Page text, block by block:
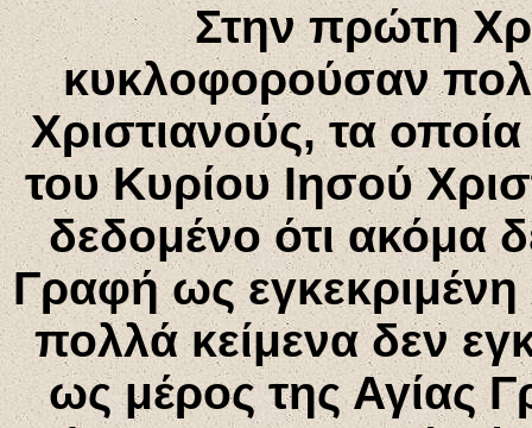
Στην πρώτη
κυκλοφορούσαν
Χριστιανούς, τα
του Κυρίου Ιησού
δεδομένο ότι ακόμα
Γραφή ως εγκεκριμένη
πολλά κείμενα δεν
ως μέρος της Αγίας